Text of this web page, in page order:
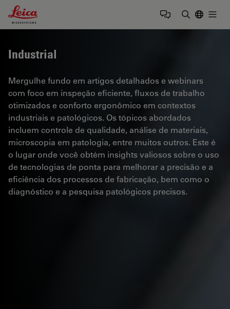
Leica Microsystems Logo
Industrial
Mergulhe fundo em artigos detalhados e webinars
com foco em inspeção eficiente, fluxos de trabalho
otimizados e conforto ergonômico em contextos
industriais e patológicos. Os tópicos abordados
incluem controle de qualidade, análise de materiais,
microscopia em patologia, entre muitos outros. Este é
o lugar onde você obtém insights valiosos sobre o uso
de tecnologias de ponta para melhorar a precisão e a
eficiência dos processos de fabricação, bem como o
diagnóstico e a pesquisa patológicos precisos.